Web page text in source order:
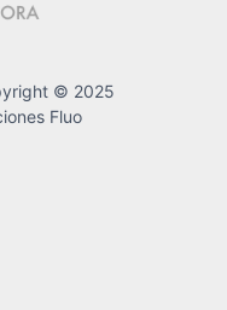
© 2025
Fluo